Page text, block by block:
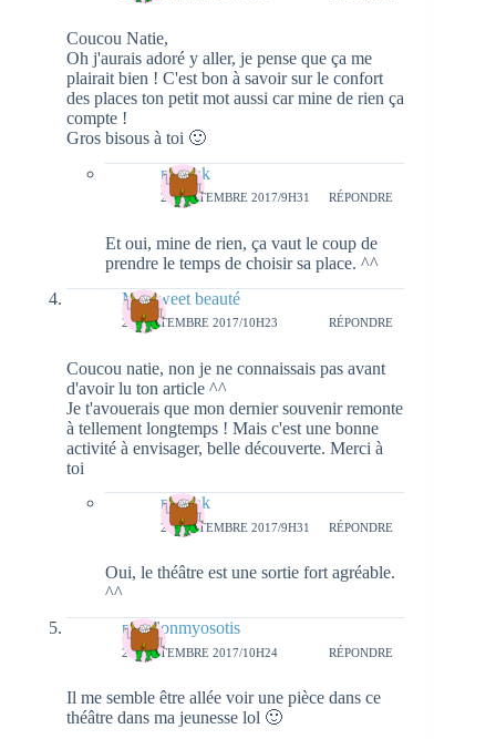
Coucou Natie,
Oh j'aurais adoré y aller, je pense que ça me
plairait bien ! C'est bon à savoir sur le confort
des places ton petit mot aussi car mine de rien ça
compte !
Gros bisous à toi 🙂
natieak
27 SEPTEMBRE 2017/9H31 RÉPONDRE
Et oui, mine de rien, ça vaut le coup de
prendre le temps de choisir sa place. ^^
My sweet beauté
25 SEPTEMBRE 2017/10H23 RÉPONDRE
Coucou natie, non je ne connaissais pas avant
d'avoir lu ton article ^^
Je t'avouerais que mon dernier souvenir remonte
à tellement longtemps ! Mais c'est une bonne
activité à envisager, belle découverte. Merci à
toi
natieak
27 SEPTEMBRE 2017/9H31 RÉPONDRE
Oui, le théâtre est une sortie fort agréable.
^^
papillonmyosotis
25 SEPTEMBRE 2017/10H24 RÉPONDRE
Il me semble être allée voir une pièce dans ce
théâtre dans ma jeunesse lol 🙂